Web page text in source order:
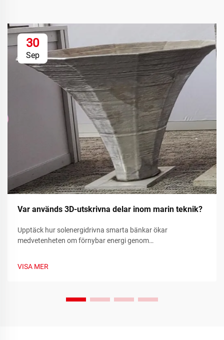
30
Sep
Var används 3D-utskrivna delar inom marin teknik?
Upptäck hur solenergidrivna smarta bänkar ökar
medvetenheten om förnybar energi genom
VISA MER